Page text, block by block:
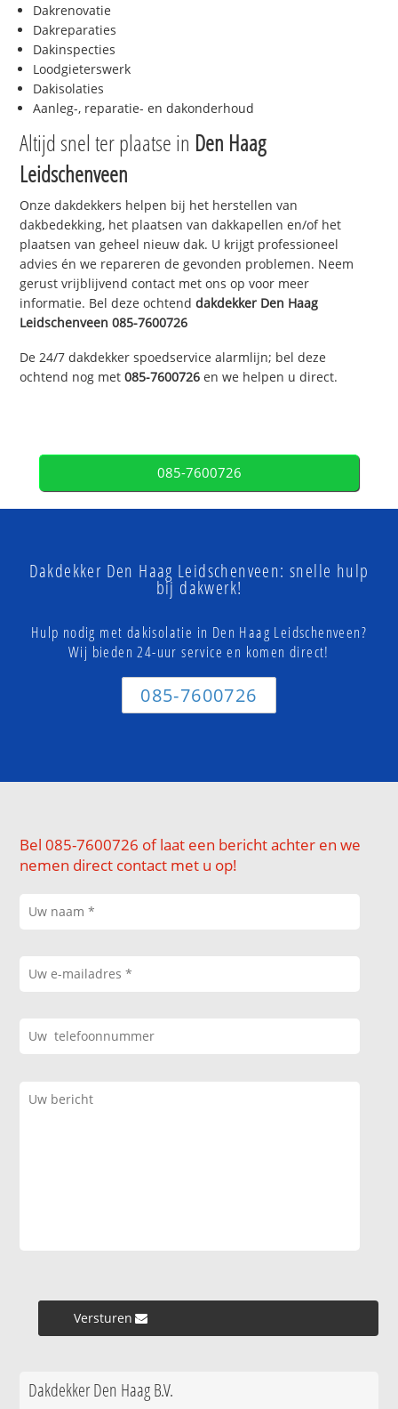
Dakrenovatie
Dakreparaties
Dakinspecties
Loodgieterswerk
Dakisolaties
Aanleg-, reparatie- en dakonderhoud
Altijd snel ter plaatse in Den Haag
Leidschenveen
Onze dakdekkers helpen bij het herstellen van
dakbedekking, het plaatsen van dakkapellen en/of het
plaatsen van geheel nieuw dak. U krijgt professioneel
advies én we repareren de gevonden problemen. Neem
gerust vrijblijvend contact met ons op voor meer
informatie. Bel deze ochtenddakdekker Den Haag
Leidschenveen 085-7600726
De 24/7 dakdekker spoedservice alarmlijn; bel deze
ochtend nog met085-7600726 en we helpen u direct.
085-7600726
Dakdekker Den Haag Leidschenveen: snelle hulp
bij dakwerk!
Hulp nodig met dakisolatie in Den Haag Leidschenveen?
Wij bieden 24-uur service en komen direct!
085-7600726
Bel 085-7600726 of laat een bericht achter en we
nemen direct contact met u op!
Versturen »
Dakdekker Den Haag B.V.